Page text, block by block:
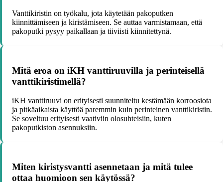
Vanttikiristin on työkalu, jota käytetään pakoputken
kiinnittämiseen ja kiristämiseen. Se auttaa varmistamaan, että
pakoputki pysyy paikallaan ja tiiviisti kiinnitettynä.
Mitä eroa on iKH vanttiruuvilla ja perinteisellä
vanttikiristimellä?
iKH vanttiruuvi on erityisesti suunniteltu kestämään korroosiota
ja pitkäaikaista käyttöä paremmin kuin perinteinen vanttikiristin.
Se soveltuu erityisesti vaativiin olosuhteisiin, kuten
pakoputkiston asennuksiin.
Miten kiristysvantti asennetaan ja mitä tulee
ottaa huomioon sen käytössä?